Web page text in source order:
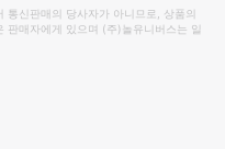
통신판매의 당사자가 아니므로, 상품의
판매자에게 있으며 (주)놀유니버스는 일